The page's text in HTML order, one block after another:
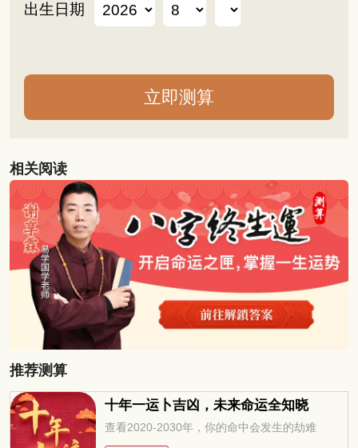
出生日期
相关阅读
推荐测算
十年一运卜吉凶，未来命运全知晓
查看2020-2030年，你的命中会发生的劫难